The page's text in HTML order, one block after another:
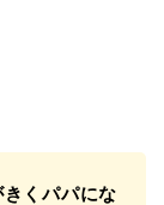
くパパにな